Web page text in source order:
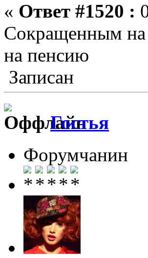
« Ответ #1520 :
Сокращенным на
на пенсию
Записан
Гостья
Форумчанин